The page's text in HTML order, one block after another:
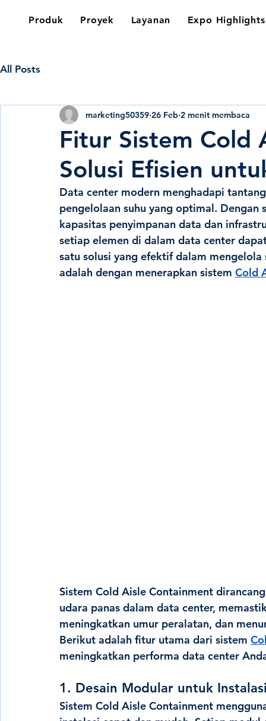
Produk Proyek Layanan Expo Highlights
All Posts
Fitur Sistem Cold
Solusi Efisien
marketing50359 26 Feb 2 menit membaca
Data center modern menghadapi
pengelolaan suhu yang optimal.
kapasitas penyimpanan data dan
setiap elemen di dalam data center
satu solusi yang efektif dalam
adalah dengan menerapkan sistem Cold
Sistem Cold Aisle Containment
udara panas dalam data center,
meningkatkan umur peralatan, dan
Berikut adalah fitur utama dari sistem
meningkatkan performa data center
1. Desain Modular untuk
Sistem Cold Aisle Containment